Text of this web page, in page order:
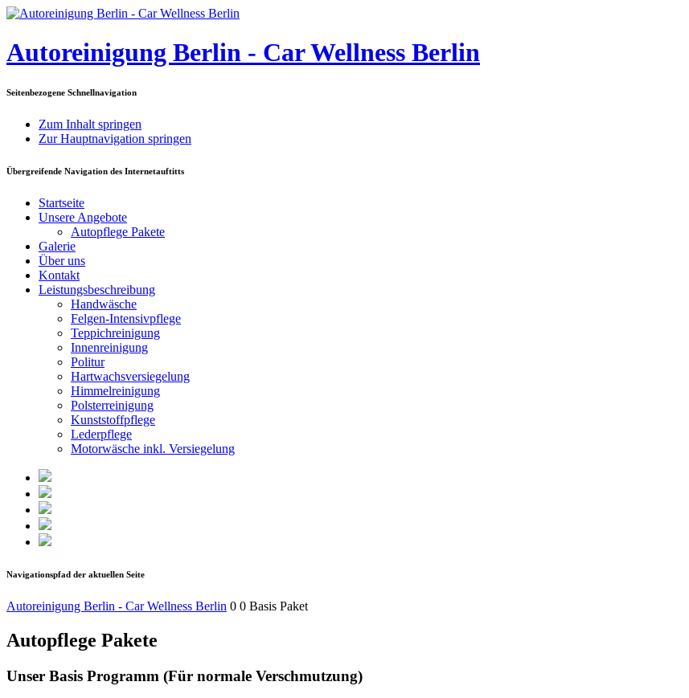
Autoreinigung Berlin - Car Wellness Berlin
Seitenbezogene Schnellnavigation
Zum Inhalt springen
Zur Hauptnavigation springen
Übergreifende Navigation des Internetauftitts
Startseite
Unsere Angebote
Autopflege Pakete
Galerie
Über uns
Kontakt
Leistungsbeschreibung
Handwäsche
Felgen-Intensivpflege
Teppichreinigung
Innenreinigung
Politur
Hartwachsversiegelung
Himmelreinigung
Polsterreinigung
Kunststoffpflege
Lederpflege
Motorwäsche inkl. Versiegelung
Navigationspfad der aktuellen Seite
Autoreinigung Berlin - Car Wellness Berlin 0 0 Basis Paket
Autopflege Pakete
Unser Basis Programm (Für normale Verschmutzung)